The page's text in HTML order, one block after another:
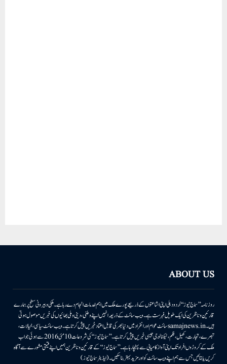
ABOUT US
روزنامہ ’’سماج نیوز‘‘ اُردو دہلی اپنی اشاعتوں کے ذریعے پورے ملک میں اہم خدمات انجام دے رہا ہے۔ ملکی وبیرونی سطح پر ہمارے
قارئین وناظرین کی ایک طویل فہرست ہے۔ ویب سائٹ کے ذریعہ انہیں اپنے وطنی، دینی وملی بھائیوں کی خبریں موصول ہوتی
ہیں۔samajnews.inسائٹ عوام اور انفراد میں دنیا بھر کی قابل اعتماد خبریں پیش کرتا ہے۔ ویب سائٹ سیاسی، خیالات،
تبصرے، تجارت، کھیل، فلم، ٹیکنالوجی جیسی خبریں پیش کرتا ہے۔ ’’سماج نیوز‘‘ کی شروعات 10مئی 2016 سے ہوئی جو اب
ملک کے کروڑوں افراد تک اپنی آواز کامیابی سے پہنچا رہا ہے۔ ’’سماج نیوز‘‘ کے قارئین وناظرین ہمیں اپنے قیمتی مشورے سے آگاہ
کریں یا بتائیں جس سے ہم اپنے ویب سائٹ کو اور مزید بہتر بناسکیں۔ (ایڈیٹر سماج نیوز)